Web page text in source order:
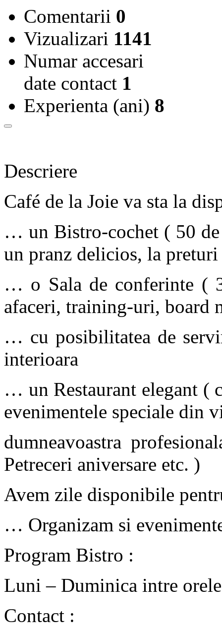
Comentarii 0
Vizualizari 1141
Numar accesari
date contact 1
Experienta (ani) 8
Descriere
Café de la Joie va sta la
… un Bistro-cochet ( 50
un pranz delicios, la preturi
… o Sala de conferinte (
afaceri, training-uri, board
… cu posibilitatea de
interioara
… un Restaurant elegant (
evenimentele speciale din
dumneavoastra
Petreceri aniversare etc. )
Avem zile disponibile
… Organizam si
Program Bistro :
Luni – Duminica intre
Contact :